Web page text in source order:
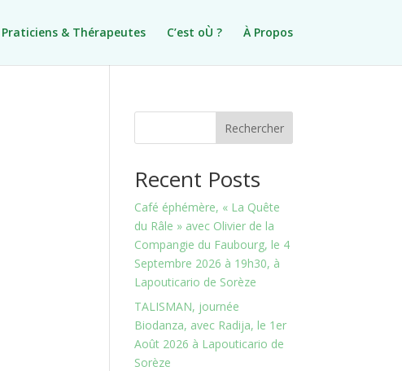
Praticiens & Thérapeutes C’est oÙ ? À Propos
Rechercher
Recent Posts
Café éphémère, « La Quête
du Râle » avec Olivier de la
Compangie du Faubourg, le 4
Septembre 2026 à 19h30, à
Lapouticario de Sorèze
TALISMAN, journée
Biodanza, avec Radija, le 1er
Août 2026 à Lapouticario de
Sorèze